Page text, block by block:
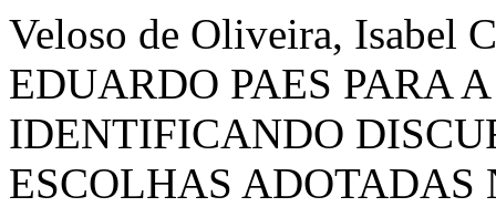
Veloso de Oliveira, Isabel
EDUARDO PAES PARA
IDENTIFICANDO
ESCOLHAS